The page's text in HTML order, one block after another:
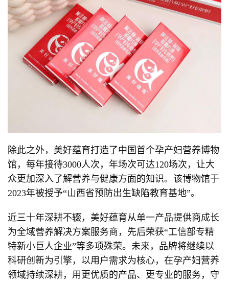
除此之外，美好蕴育打造了中国首个孕产妇营养博物
馆，每年接待3000人次，年场次可达120场次，让大
众更加深入了解营养与健康方面的知识。该博物馆于
2023年被授予“山西省预防出生缺陷教育基地”。
近三十年深耕不辍，美好蕴育从单一产品提供商成长
为全域营养解决方案服务商，先后荣获“工信部专精
特新小巨人企业”等多项殊荣。未来，品牌将继续以
科研创新为引擎，以用户需求为核心，在孕产妇营养
领域持续深耕，用更优质的产品、更专业的服务，守